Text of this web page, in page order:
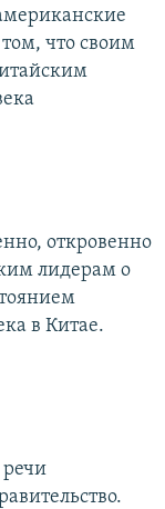
что своим
откровенно
лидерам о
в Китае.